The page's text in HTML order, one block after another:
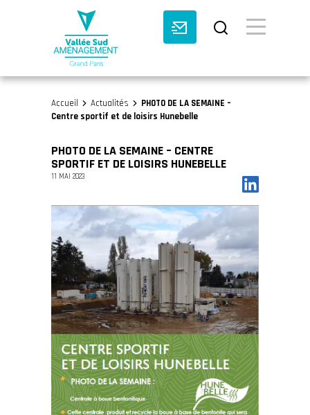
Accueil Actualités
PHOTO DE LA SEMAINE –
Centre sportif et de loisirs Hunebelle
PHOTO DE LA SEMAINE – CENTRE
SPORTIF ET DE LOISIRS HUNEBELLE
11 MAI 2023